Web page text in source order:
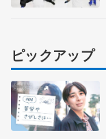
ピックアップ